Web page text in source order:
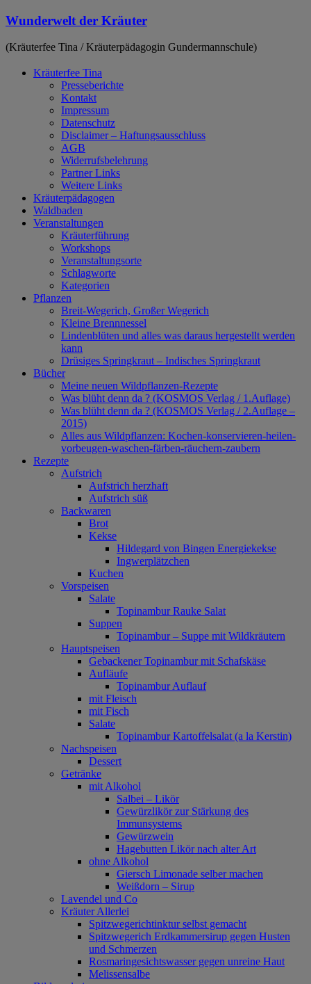
Zum
springen
Wunderwelt der Kräuter
(Kräuterfee Tina / Kräuterpädagogin Gundermannschule)
Kräuterfee Tina
Presseberichte
Kontakt
Impressum
Datenschutz
Disclaimer – Haftungsausschluss
AGB
Widerrufsbelehrung
Partner Links
Weitere Links
Kräuterpädagogen
Waldbaden
Veranstaltungen
Kräuterführung
Workshops
Veranstaltungsorte
Schlagworte
Kategorien
Pflanzen
Breit-Wegerich, Großer Wegerich
Kleine Brennnessel
Lindenblüten und alles was daraus hergestellt werden
kann
Drüsiges Springkraut – Indisches Springkraut
Bücher
Meine neuen Wildpflanzen-Rezepte
Was blüht denn da ? (KOSMOS Verlag / 1.Auflage)
Was blüht denn da ? (KOSMOS Verlag / 2.Auflage –
2015)
Alles aus Wildpflanzen: Kochen-konservieren-heilen-
vorbeugen-waschen-färben-räuchern-zaubern
Rezepte
Aufstrich
Aufstrich herzhaft
Aufstrich süß
Backwaren
Brot
Kekse
Hildegard von Bingen Energiekekse
Ingwerplätzchen
Kuchen
Vorspeisen
Salate
Topinambur Rauke Salat
Suppen
Topinambur – Suppe mit Wildkräutern
Hauptspeisen
Gebackener Topinambur mit Schafskäse
Aufläufe
Topinambur Auflauf
mit Fleisch
mit Fisch
Salate
Topinambur Kartoffelsalat (a la Kerstin)
Nachspeisen
Dessert
Getränke
mit Alkohol
Salbei – Likör
Gewürzlikör zur Stärkung des
Immunsystems
Gewürzwein
Hagebutten Likör nach alter Art
ohne Alkohol
Giersch Limonade selber machen
Weißdorn – Sirup
Lavendel und Co
Kräuter Allerlei
Spitzwegerichtinktur selbst gemacht
Spitzwegerich Erdkammersirup gegen Husten
und Schmerzen
Rosmaringesichtswasser gegen unreine Haut
Melissensalbe